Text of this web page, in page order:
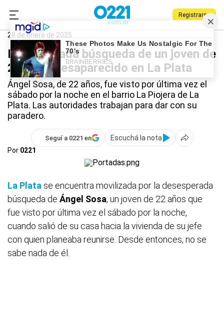
Registrarse
0221.com.ar
La Plata
28 de enero de 2025
Desesperada búsqueda de un joven de
22 años desaparecido en La Plata
Ángel Sosa, de 22 años, fue visto por última vez el
sábado por la noche en el barrio La Piojera de La
Plata. Las autoridades trabajan para dar con su
paradero.
Seguí a 0221 en
Escuchá la nota
Por 0221
La Plata se encuentra movilizada por la desesperada
búsqueda de Ángel Sosa, un joven de 22 años que
fue visto por última vez el sábado por la noche,
cuando salió de su casa hacia la vivienda de su jefe
con quien planeaba reunirse. Desde entonces, no se
sabe nada de él.